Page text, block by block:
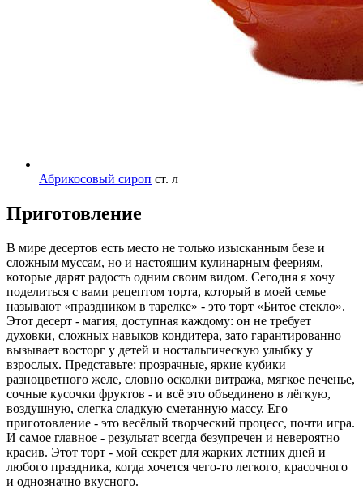
Абрикосовый сироп ст. л
Приготовление
В мире десертов есть место не только изысканным безе и
сложным муссам, но и настоящим кулинарным феериям,
которые дарят радость одним своим видом. Сегодня я хочу
поделиться с вами рецептом торта, который в моей семье
называют «праздником в тарелке» - это торт «Битое стекло».
Этот десерт - магия, доступная каждому: он не требует
духовки, сложных навыков кондитера, зато гарантированно
вызывает восторг у детей и ностальгическую улыбку у
взрослых. Представьте: прозрачные, яркие кубики
разноцветного желе, словно осколки витража, мягкое печенье,
сочные кусочки фруктов - и всё это объединено в лёгкую,
воздушную, слегка сладкую сметанную массу. Его
приготовление - это весёлый творческий процесс, почти игра.
И самое главное - результат всегда безупречен и невероятно
красив. Этот торт - мой секрет для жарких летних дней и
любого праздника, когда хочется чего-то легкого, красочного
и однозначно вкусного.